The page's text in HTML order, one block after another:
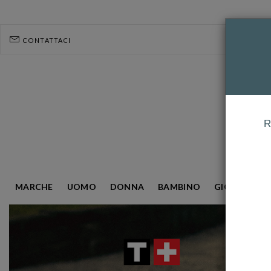
CONTATTACI
MARCHE UOMO DONNA BAMBINO GIOIELLERIA